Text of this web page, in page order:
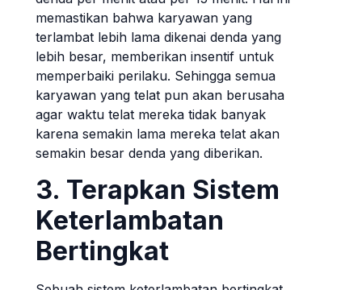
memastikan bahwa karyawan yang
terlambat lebih lama dikenai denda yang
lebih besar, memberikan insentif untuk
memperbaiki perilaku. Sehingga semua
karyawan yang telat pun akan berusaha
agar waktu telat mereka tidak banyak
karena semakin lama mereka telat akan
semakin besar denda yang diberikan.
3. Terapkan Sistem
Keterlambatan
Bertingkat